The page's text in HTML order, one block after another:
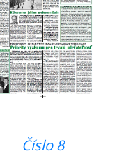
Číslo 8